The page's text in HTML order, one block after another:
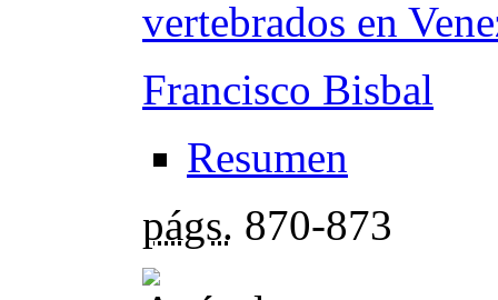
vertebrados en
Francisco Bisbal
Resumen
págs. 870-873